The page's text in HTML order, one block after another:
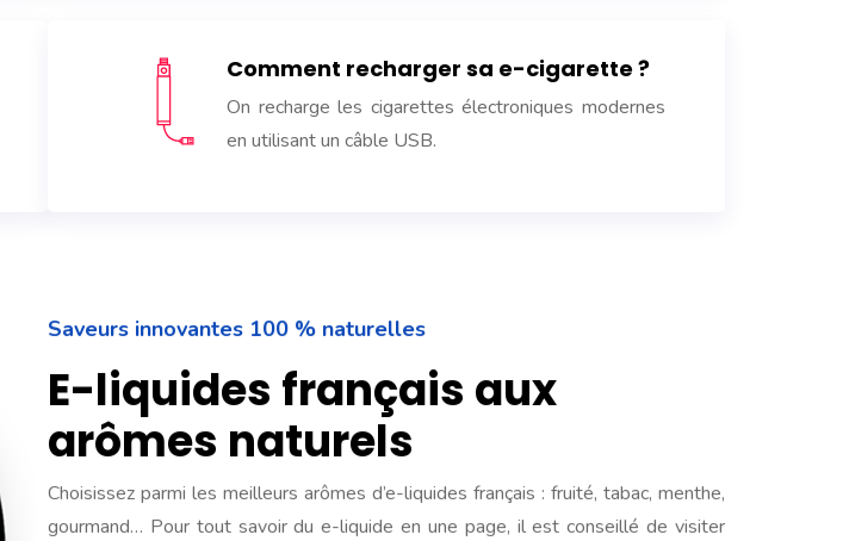
Comment recharger sa e-cigarette ?
On recharge les cigarettes électroniques modernes
en utilisant un câble USB.
Saveurs innovantes 100 % naturelles
E-liquides français aux
arômes naturels
Choisissez parmi les meilleurs arômes d’e-liquides français : fruité, tabac, menthe,
gourmand… Pour tout savoir du e-liquide en une page, il est conseillé de visiter